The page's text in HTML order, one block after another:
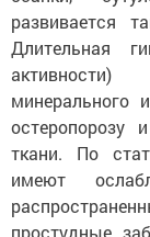
развивается
Длительная
минерального
остеропорозу
ткани. По
имеют
простудные